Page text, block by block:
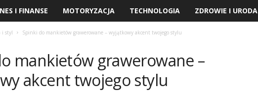
I FINANSE MOTORYZACJA TECHNOLOGIA ZDROWIE I URODA
i styl Spinki do mankietów grawerowane – wyjątkowy akcent twojego stylu
mankietów grawerowane –
akcent twojego stylu